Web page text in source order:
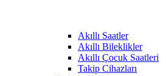
Akıllı Saatler
Akıllı Bileklikler
Akıllı Çocuk Saatleri
Takip Cihazları